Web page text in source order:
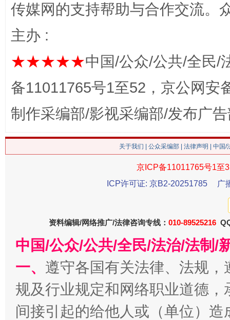
网上购药对药下症？
谢
在谋一域中谋全局
今
传媒网的支持帮助与合作交流。
主办 :
★★★★★中国/公众/公共/全民/
备11011765号1至52，京公网安
制作采编部/影视采编部/发布广
关于我们 公众采编部 法律声明 | 中国
京ICP备11011765号1至
ICP许可证: 京B2-20251785
广
资料编辑/网络推广/法律咨询专线： 010-89525216
中国/公众/公共/全民/法治/法制/
一、 遵守各国有关法律、法规
规及行业规定和网络职业道德
间接引起的给他人或（单位）